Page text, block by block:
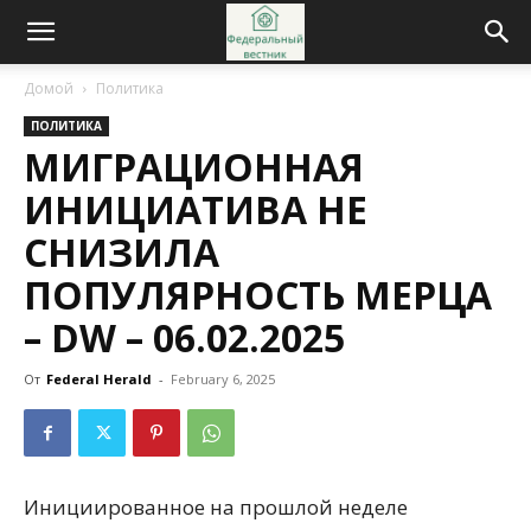
Домой Политика
ПОЛИТИКА
МИГРАЦИОННАЯ
ИНИЦИАТИВА НЕ
СНИЗИЛА
ПОПУЛЯРНОСТЬ МЕРЦА
– DW – 06.02.2025
От Federal Herald - February 6, 2025
Инициированное на прошлой неделе